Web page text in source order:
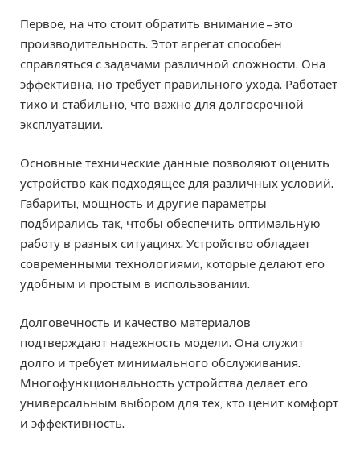
Первое, на что стоит обратить внимание – это
производительность. Этот агрегат способен
справляться с задачами различной сложности. Она
эффективна, но требует правильного ухода. Работает
тихо и стабильно, что важно для долгосрочной
эксплуатации.
Основные технические данные позволяют оценить
устройство как подходящее для различных условий.
Габариты, мощность и другие параметры
подбирались так, чтобы обеспечить оптимальную
работу в разных ситуациях. Устройство обладает
современными технологиями, которые делают его
удобным и простым в использовании.
Долговечность и качество материалов
подтверждают надежность модели. Она служит
долго и требует минимального обслуживания.
Многофункциональность устройства делает его
универсальным выбором для тех, кто ценит комфорт
и эффективность.